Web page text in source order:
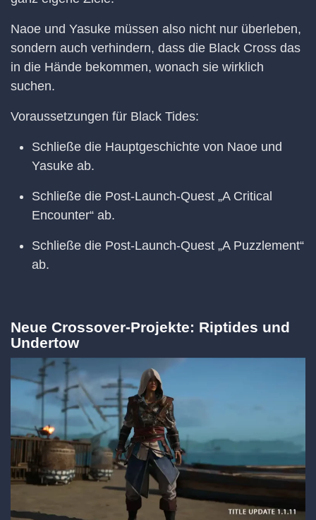
Naoe und Yasuke müssen also nicht nur überleben,
sondern auch verhindern, dass die Black Cross das
in die Hände bekommen, wonach sie wirklich
suchen.
Voraussetzungen für Black Tides:
Schließe die Hauptgeschichte von Naoe und
Yasuke ab.
Schließe die Post-Launch-Quest „A Critical
Encounter“ ab.
Schließe die Post-Launch-Quest „A Puzzlement“
ab.
Neue Crossover-Projekte: Riptides und
Undertow